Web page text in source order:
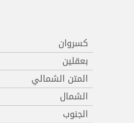
كسروان
بعقلين
المتن الشمالي
الشمال
الجنوب